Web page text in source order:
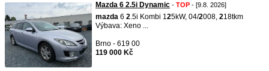
Mazda 6 2.5i Dynamic - TOP - [9.8. 2026]
mazda 6 2.5i Kombi 125kW, 04/2008, 218tkm
Výbava: Xeno ...
Brno - 619 00
119 000 Kč